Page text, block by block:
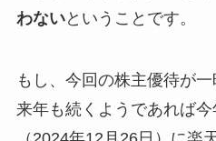
わないということです。
もし、今回の株主優待が一
来年も続くようであれば